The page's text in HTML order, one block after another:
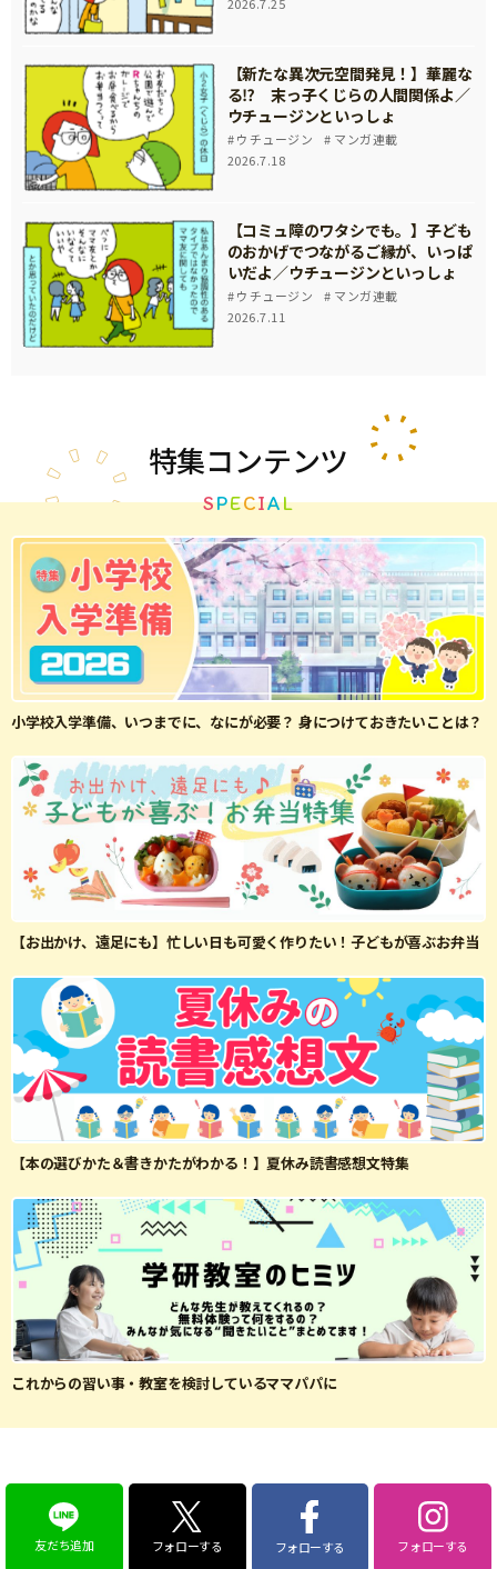
2026.7.25
【新たな異次元空間発見！】華麗な
る⁉ 末っ子くじらの人間関係よ／
ウチュージンといっしょ
ウチュージン
マンガ連載
2026.7.18
【コミュ障のワタシでも。】子ども
のおかげでつながるご縁が、いっぱ
いだよ／ウチュージンといっしょ
ウチュージン
マンガ連載
2026.7.11
特集コンテンツ
SPECIAL
小学校入学準備、いつまでに、なにが必要？ 身につけておきたいことは？
【お出かけ、遠足にも】忙しい日も可愛く作りたい！子どもが喜ぶお弁当
【本の選びかた＆書きかたがわかる！】夏休み読書感想文特集
これからの習い事・教室を検討しているママパパに
友だち追加 フォローする フォローする フォローする